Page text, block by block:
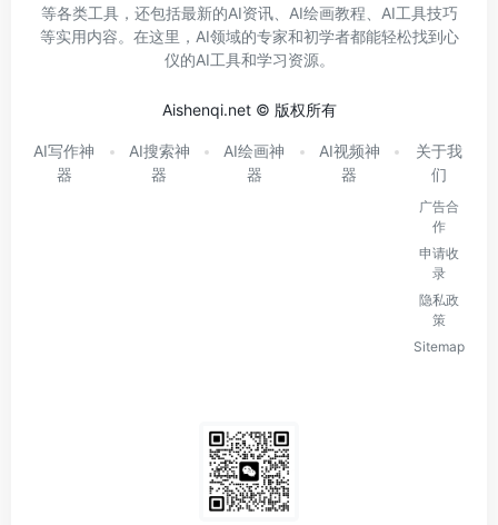
等各类工具，还包括最新的AI资讯、AI绘画教程、AI工具技巧
等实用内容。在这里，AI领域的专家和初学者都能轻松找到心
仪的AI工具和学习资源。
Aishenqi.net © 版权所有
AI写作神
器
AI搜索神
器
AI绘画神
器
AI视频神
器
关于我
们
广告合
作
申请收
录
隐私政
策
Sitemap